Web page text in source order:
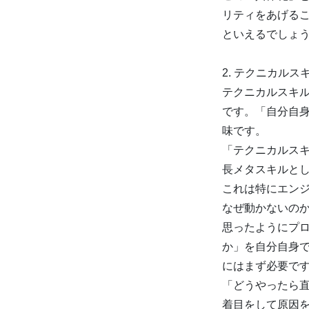
リティをあげる
といえるでしょ
2. テクニカルス
テクニカルスキ
です。「自分自
味です。
「テクニカルス
長メタスキルと
これは特にエン
なぜ動かないの
思ったようにプ
か」を自分自身
にはまず必要で
「どうやったら
着目をして原因